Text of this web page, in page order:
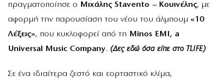
πραγματοποίησε ο Μιχάλης Stavento – Κουινέλης, με
αφορμή την παρουσίαση του νέου του άλμπουμ «10
Λέξεις», που κυκλοφορεί από τη Minos EMI, a
Universal Music Company. (Δες εδώ όσα είπε στο TLIFE)
Σε ένα ιδιαίτερα ζεστό και εορταστικό κλίμα,